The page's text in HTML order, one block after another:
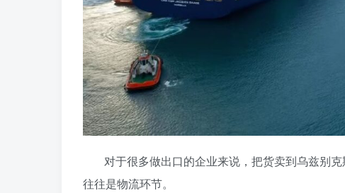
对于很多做出口的企业来说，把货卖到乌兹别
往往是物流环节。